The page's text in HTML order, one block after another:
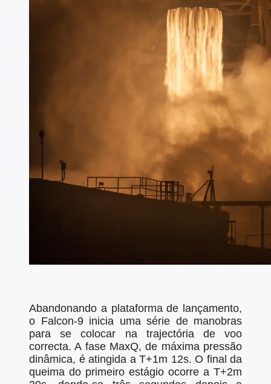
Abandonando a plataforma de lançamento,
o Falcon-9 inicia uma série de manobras
para se colocar na trajectória de voo
correcta. A fase MaxQ, de máxima pressão
dinâmica, é atingida a T+1m 12s. O final da
queima do primeiro estágio ocorre a T+2m